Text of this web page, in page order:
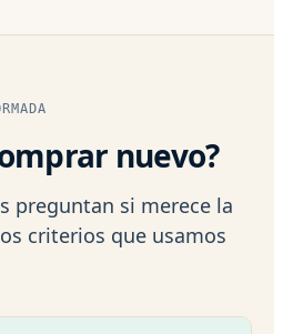
nuevo?
preguntan si merece la
criterios que usamos